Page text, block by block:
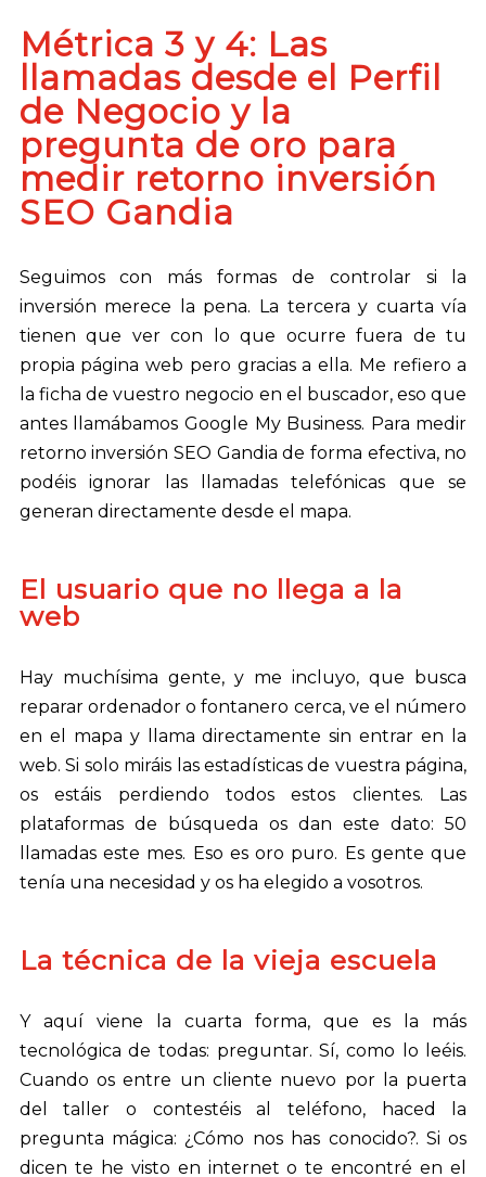
Métrica 3 y 4: Las
llamadas desde el Perfil
de Negocio y la
pregunta de oro para
medir retorno inversión
SEO Gandia
Seguimos con más formas de controlar si la
inversión merece la pena. La tercera y cuarta vía
tienen que ver con lo que ocurre fuera de tu
propia página web pero gracias a ella. Me refiero a
la ficha de vuestro negocio en el buscador, eso que
antes llamábamos Google My Business. Para medir
retorno inversión SEO Gandia de forma efectiva, no
podéis ignorar las llamadas telefónicas que se
generan directamente desde el mapa.
El usuario que no llega a la
web
Hay muchísima gente, y me incluyo, que busca
reparar ordenador o fontanero cerca, ve el número
en el mapa y llama directamente sin entrar en la
web. Si solo miráis las estadísticas de vuestra página,
os estáis perdiendo todos estos clientes. Las
plataformas de búsqueda os dan este dato: 50
llamadas este mes. Eso es oro puro. Es gente que
tenía una necesidad y os ha elegido a vosotros.
La técnica de la vieja escuela
Y aquí viene la cuarta forma, que es la más
tecnológica de todas: preguntar. Sí, como lo leéis.
Cuando os entre un cliente nuevo por la puerta
del taller o contestéis al teléfono, haced la
pregunta mágica: ¿Cómo nos has conocido?. Si os
dicen te he visto en internet o te encontré en el